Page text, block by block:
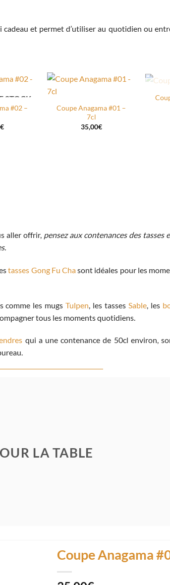
et permet d’utiliser au quotidien ou
À MA
STOCK
#02 –
€
À MA
WISHLIST
Coupe Anagama #01 –
7cl
35,00€
aller offrir, pensez aux contenances des tasses
tasses Gong Fu Chasont idéales pour les
comme les mugsTulpen , les tasses Sable, les
tous les moments quotidiens.
qui a une contenance de 50cl environ,
LA TABLE
Coupe Anagama